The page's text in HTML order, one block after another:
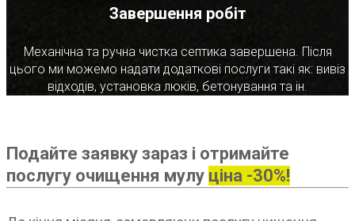
Завершення робіт
Механічна та ручна чистка септика завершена. Після
цього ми можемо надати додаткові послуги такі як: вивіз
відходів, установка люків, бетонування та ін.
Подайте заявку зараз і отримайте
послугу очищення мулу ціна -30%!